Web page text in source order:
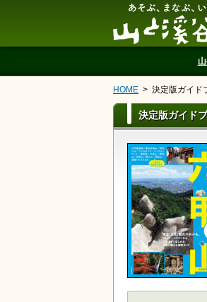
HOME 決定版ガイド
決定版ガイド